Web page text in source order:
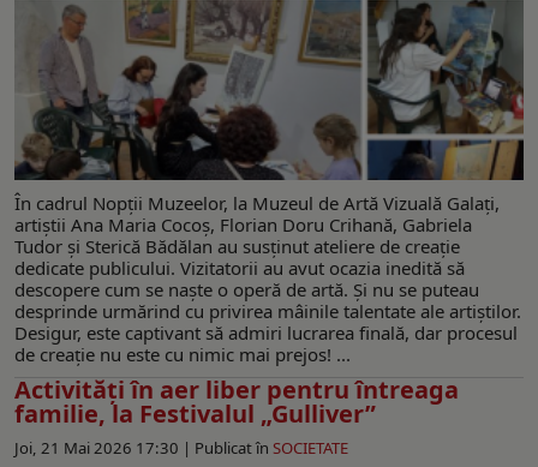
În cadrul Nopții Muzeelor, la Muzeul de Artă Vizuală Galați,
artiștii Ana Maria Cocoș, Florian Doru Crihană, Gabriela
Tudor şi Sterică Bădălan au susţinut ateliere de creație
dedicate publicului. Vizitatorii au avut ocazia inedită să
descopere cum se naşte o operă de artă. Şi nu se puteau
desprinde urmărind cu privirea mâinile talentate ale artiştilor.
Desigur, este captivant să admiri lucrarea finală, dar procesul
de creaţie nu este cu nimic mai prejos! ...
Activități în aer liber pentru întreaga
familie, la Festivalul „Gulliver”
Joi, 21 Mai 2026 17:30 | Publicat în SOCIETATE